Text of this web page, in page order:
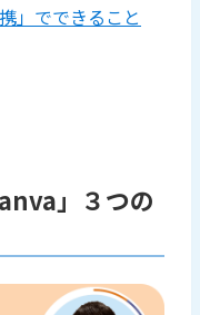
」でできること
」３つの